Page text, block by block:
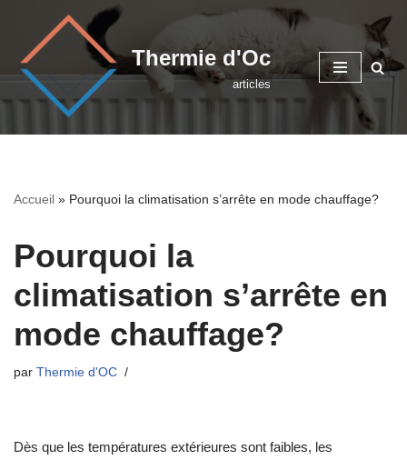
Aller
au
contenu
Thermie d'Oc
articles
Accueil » Pourquoi la climatisation s’arrête en mode chauffage?
Pourquoi la
climatisation s’arrête en
mode chauffage?
par Thermie d'OC
Dès que les températures extérieures sont faibles, les